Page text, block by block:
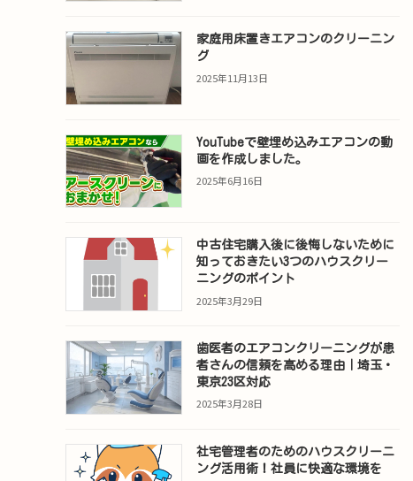
家庭用床置きエアコンのクリーニン
グ
2025年11月13日
YouTubeで壁埋め込みエアコンの動
画を作成しました。
2025年6月16日
中古住宅購入後に後悔しないために
知っておきたい3つのハウスクリー
ニングのポイント
2025年3月29日
歯医者のエアコンクリーニングが患
者さんの信頼を高める理由｜埼玉・
東京23区対応
2025年3月28日
社宅管理者のためのハウスクリーニ
ング活用術！社員に快適な環境を